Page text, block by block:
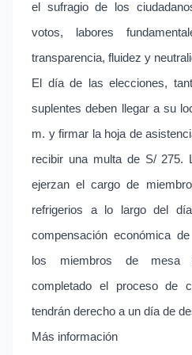
el sufragio de los
votos, labores
transparencia, fluidez y
El día de las elecciones,
suplentes deben llegar a su
m. y firmar la hoja de
recibir una multa de S/ 275.
ejerzan el cargo de
refrigerios a lo largo del
compensación económica
los miembros de mesa
completado el proceso de
tendrán derecho a un día de
Más información